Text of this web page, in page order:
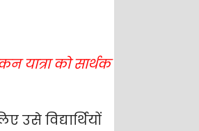
यात्रा को सार्थक
विद्यार्थियों